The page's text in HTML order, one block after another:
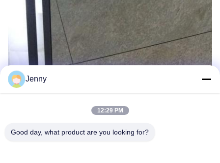
Jenny
12:29 PM
Good day, what product are you looking for?